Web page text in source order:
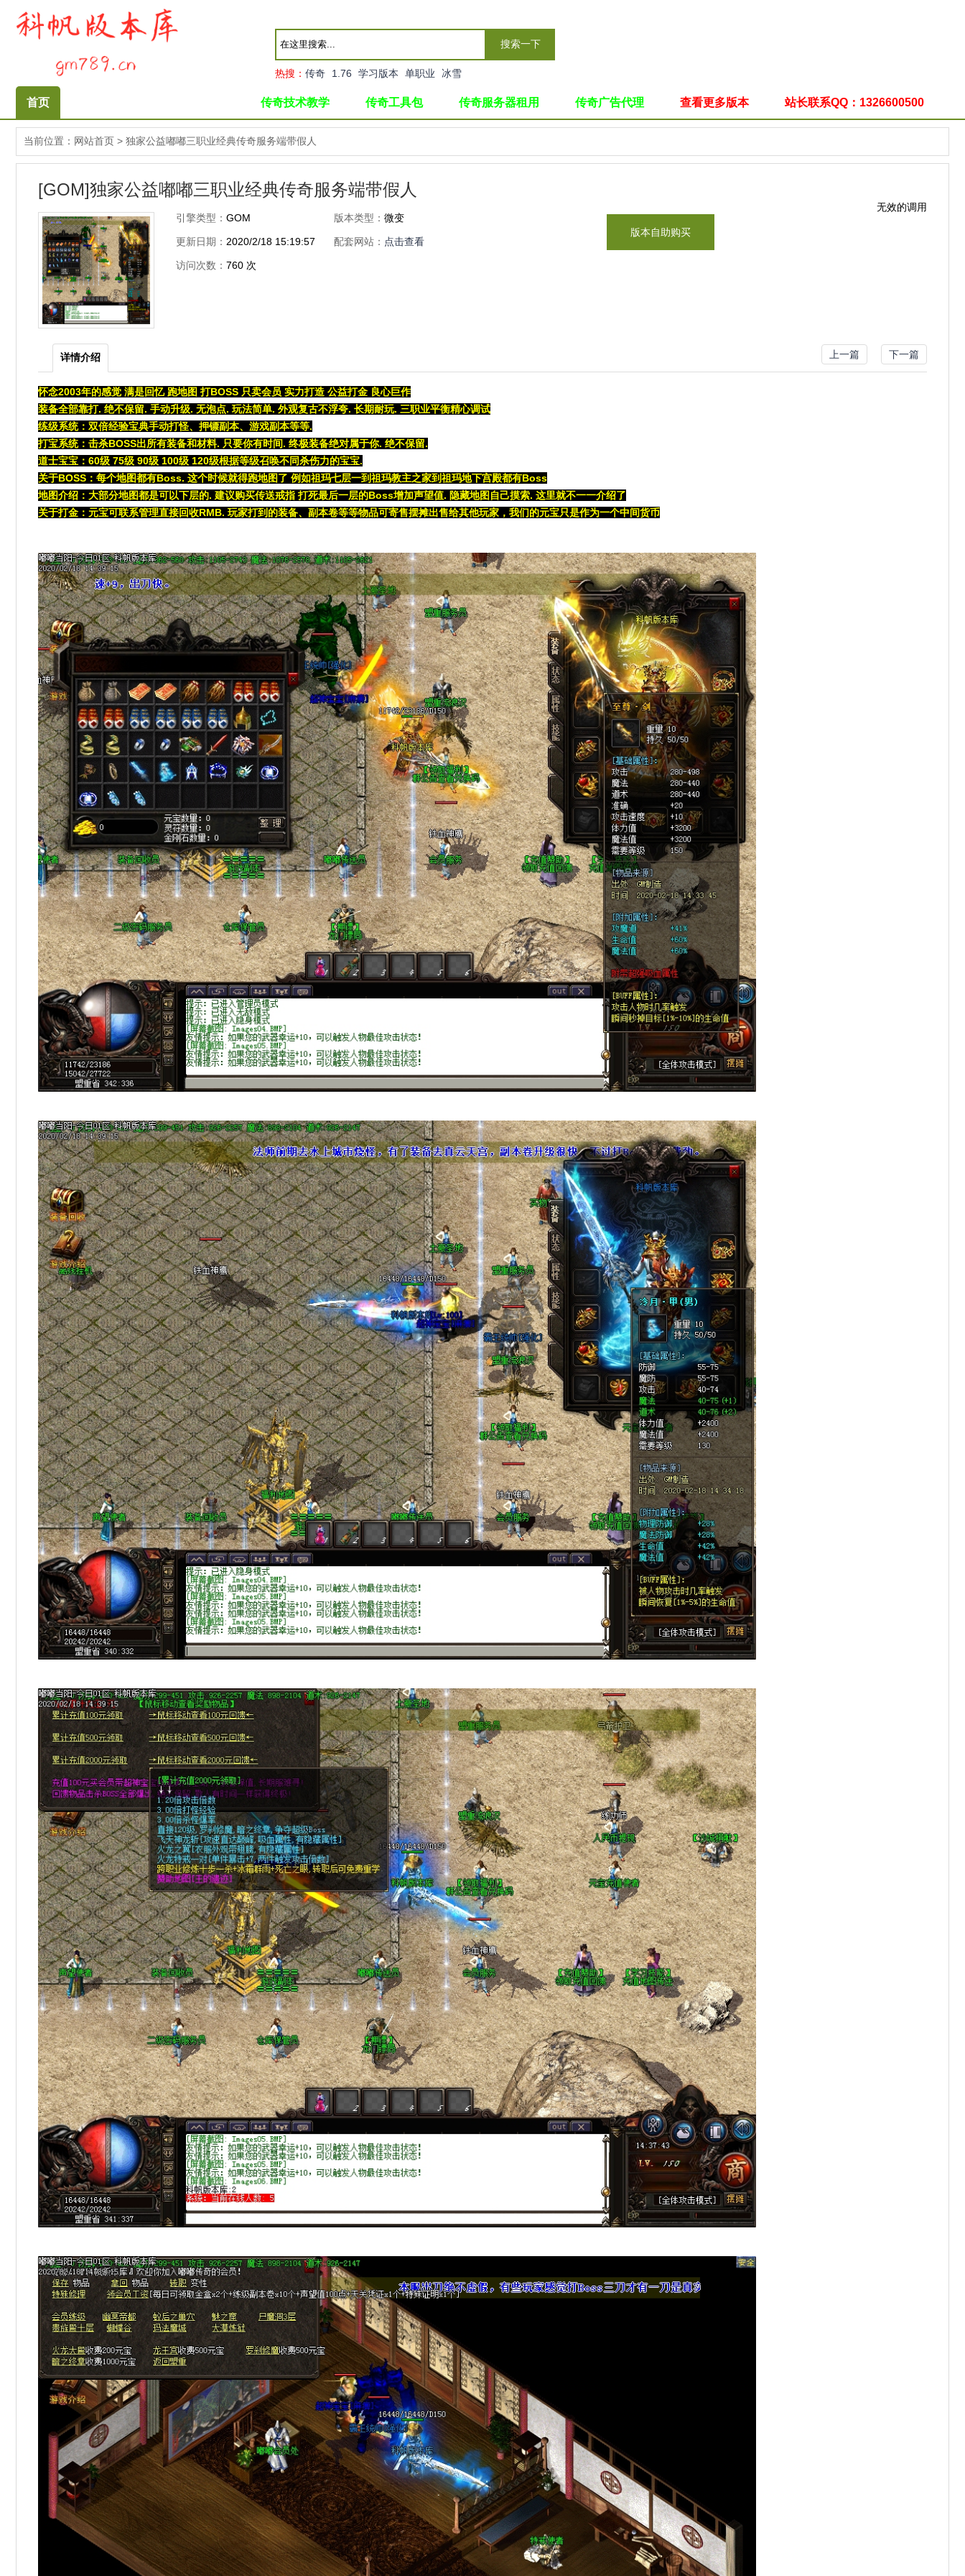
搜索一下
热搜： 传奇 1.76 学习版本 单职业 冰雪
首页 传奇技术教学 传奇工具包 传奇服务器租用 传奇广告代理 查看更多版本 站长联系QQ：1326600500
当前位置： 网站首页 > 独家公益嘟嘟三职业经典传奇服务端带假人
[GOM]独家公益嘟嘟三职业经典传奇服务端带假人
引擎类型： GOM 版本类型： 微变
更新日期： 2020/2/18 15:19:57 配套网站： 点击查看
访问次数： 760 次
无效的调用
版本自助购买
详情介绍 上一篇 下一篇
怀念2003年的感觉 满是回忆 跑地图 打BOSS 只卖会员 实力打造 公益打金 良心巨作
装备全部靠打. 绝不保留. 手动升级. 无泡点. 玩法简单. 外观复古不浮夸. 长期耐玩. 三职业平衡精心调试
练级系统：双倍经验宝典手动打怪、押镖副本、游戏副本等等.
打宝系统：击杀BOSS出所有装备和材料. 只要你有时间. 终极装备绝对属于你. 绝不保留.
道士宝宝：60级 75级 90级 100级 120级根据等级召唤不同杀伤力的宝宝.
关于BOSS：每个地图都有Boss. 这个时候就得跑地图了 例如祖玛七层一到祖玛教主之家到祖玛地下宫殿都有Boss
地图介绍：大部分地图都是可以下层的. 建议购买传送戒指 打死最后一层的Boss增加声望值. 隐藏地图自己摸索. 这里就不一一介绍了
关于打金：元宝可联系管理直接回收RMB. 玩家打到的装备、副本卷等等物品可寄售摆摊出售给其他玩家，我们的元宝只是作为一个中间货币